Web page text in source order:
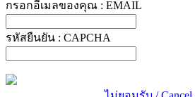
กรอกอีเมลของคุณ : EMAIL
รหัสยืนยัน : CAPCHA